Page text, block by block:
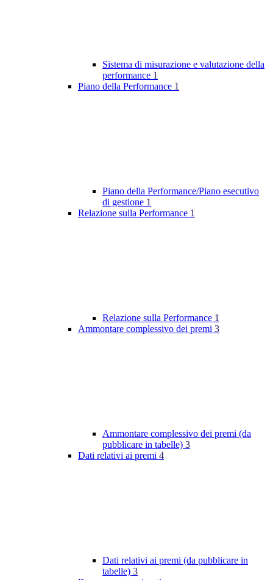
Sistema di misurazione e valutazione della
performance 1
Piano della Performance 1
Piano della Performance/Piano esecutivo
di gestione 1
Relazione sulla Performance 1
Relazione sulla Performance 1
Ammontare complessivo dei premi 3
Ammontare complessivo dei premi (da
pubblicare in tabelle) 3
Dati relativi ai premi 4
Dati relativi ai premi (da pubblicare in
tabelle) 3